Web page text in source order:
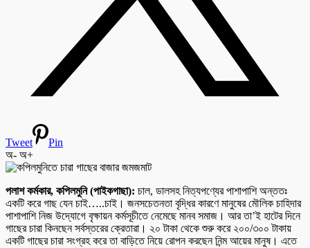
Tweet
Pin
অ- অ+
পলাশ কর্মকার, কপিলমুনি (পাইকগাছা): চাল, ডালসহ নিত্যপণ্যের পাশাপাশি অন্ততঃ
একটি করে গাছ যেন চাই…..চাই। জনসচেতনতা বৃদ্ধির কারণে মানুষের মৌলিক চাহিদার
পাশাপাশি নিজ উদ্যোগে বৃক্ষায়ন কর্মসূচীতে নেমেছে মানব সমাজ। আর তা’ই হাটের দিনে
গাছের চারা কিনছেন সর্বস্তরের ক্রেতারা। ২০ টাকা থেকে শুরু করে ২০০/৩০০ টাকায়
একটি গাছের চারা সংগ্রহ করে তা বাড়িতে নিয়ে রোপন করছেন নিন্ম আয়ের মানুষ। এতে